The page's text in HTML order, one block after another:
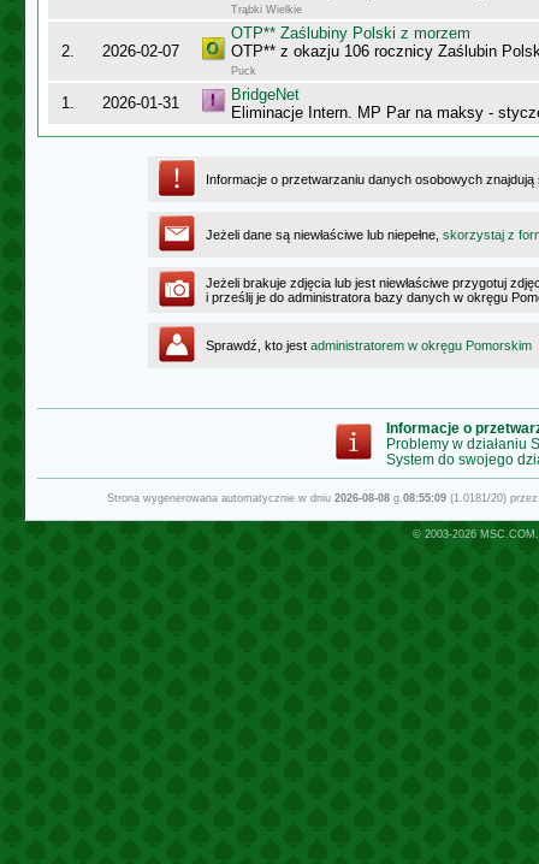
Trąbki Wielkie
2. 2026-02-07
OTP** Zaślubiny Polski z morzem
OTP** z okazju 106 rocznicy Zaślubin
Puck
1. 2026-01-31
BridgeNet
Eliminacje Intern. MP Par na maksy -
Informacje o przetwarzaniu danych osobowych
Jeżeli dane są niewłaściwe lub niepełne, skorzystaj z
Jeżeli brakuje zdjęcia lub jest niewłaściwe przygotuj
i prześlij je do administratora bazy danych w okręgu
Sprawdź, kto jest administratorem w okręgu Pomorskim
Informacje o
Problemy w działaniu
System do swojego
Strona wygenerowana automatycznie w dniu 2026-08-08g.08:55:09(1.0181/20)
© 2003-2026